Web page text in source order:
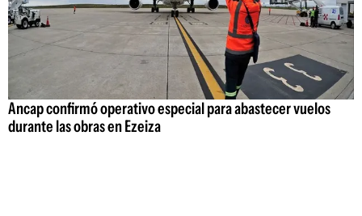
Ancap confirmó operativo especial para abastecer vuelos
durante las obras en Ezeiza